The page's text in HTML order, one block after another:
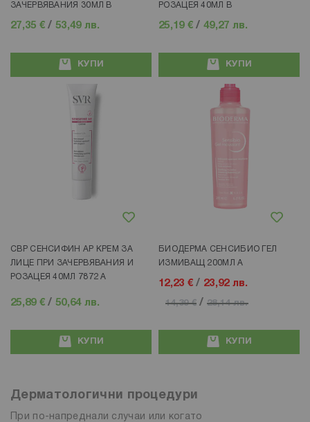
ЗАЧЕРВЯВАНИЯ 30МЛ В
27,35 € /53,49 лв.
КУПИ
РОЗАЦЕЯ 40МЛ B
25,19 € /49,27 лв.
КУПИ
СВР СЕНСИФИН АР КРЕМ ЗА
ЛИЦЕ ПРИ ЗАЧЕРВЯВАНИЯ И
РОЗАЦЕЯ 40МЛ 7872 А
25,89 € /50,64 лв.
КУПИ
БИОДЕРМА СЕНСИБИО ГЕЛ
ИЗМИВАЩ 200МЛ A
12,23 € / 23,92 лв.
14,39 € /28,14 лв.
КУПИ
Дерматологични процедури
При по-напреднали случаи или когато